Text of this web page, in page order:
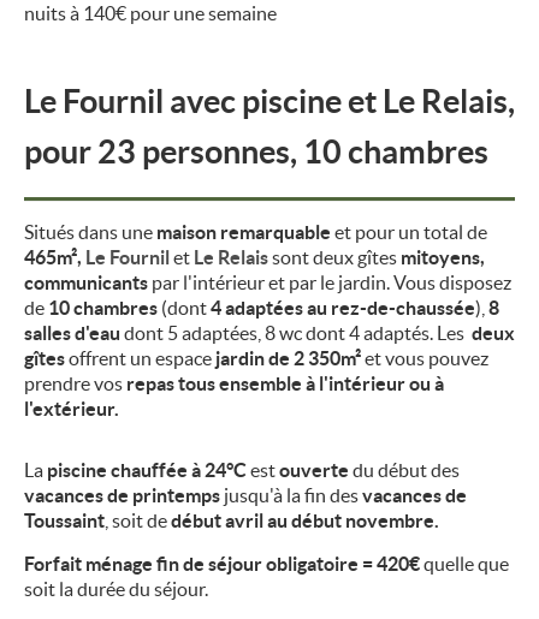
nuits à 140€ pour une semaine
Le Fournil avec piscine et Le Relais,
pour 23 personnes, 10 chambres
Situés dans une maison remarquable et pour un total de
465m², Le Fournilet Le Relaissont deux gîtes mitoyens,
communicants par l'intérieur et par le jardin. Vous disposez
de 10 chambres (dont4 adaptées au rez-de-chaussée), 8
salles d'eau dont 5 adaptées, 8 wc dont 4 adaptés. Les deux
gîtesoffrent un espace jardin de 2 350m²et vous pouvez
prendre vos repas tous ensemble à l'intérieur ou à
l'extérieur.
La piscine chauffée à 24°Cestouverte du début des
vacances de printemps jusqu'à la fin desvacances de
Toussaint , soit dedébut avril au début novembre.
Forfait ménage fin de séjour obligatoire = 420€quelle que
soit la durée du séjour.